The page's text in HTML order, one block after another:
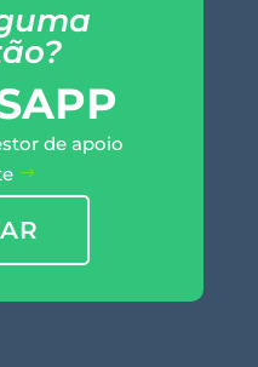
de apoio